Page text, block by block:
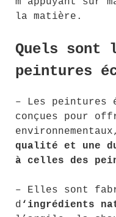
la matière.
Quels sont
peintures
– Les peintures
conçues pour
qualité et une
à celles des
– Elles sont
d ‘ingrédients